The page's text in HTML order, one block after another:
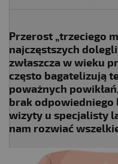
Przerost „trzeciego
najczęstszych
zwłaszcza w wieku
często bagatelizują
poważnych
brak odpowiedniego
wizyty u specjalisty
nam rozwiać